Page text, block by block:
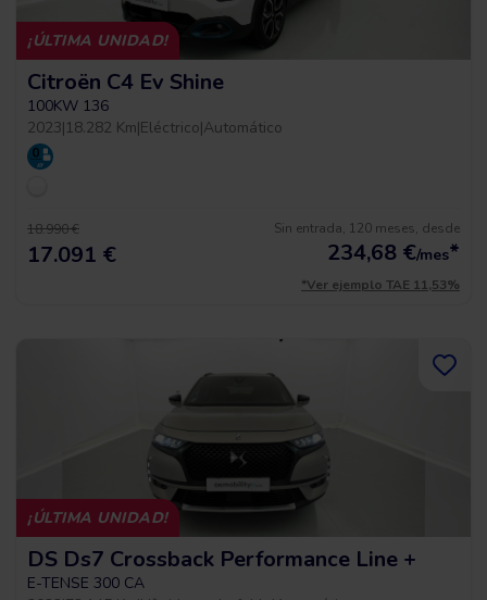
¡ÚLTIMA UNIDAD!
Citroën C4 Ev Shine
100KW 136
2023|18.282 Km|Eléctrico|Automático
18.990 €
17.091 €
Sin entrada, 120 meses, desde
234,68 €/mes*
*Ver ejemplo TAE 11,53%
¡ÚLTIMA UNIDAD!
DS Ds7 Crossback Performance Line +
E-TENSE 300 CA